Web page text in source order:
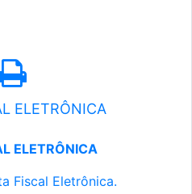
ELETRÔNICA
ELETRÔNICA
Fiscal Eletrônica.